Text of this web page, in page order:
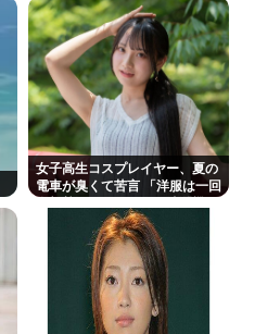
女子高生コスプレイヤー、夏の
電車が臭くて苦言 「洋服は一回
キッチンハイター薄めた水で一
回まわそう！」